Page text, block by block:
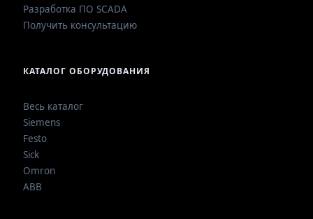
Разработка ПО SCADA
Получить консультацию
КАТАЛОГ ОБОРУДОВАНИЯ
Весь каталог
Siemens
Festo
Sick
Omron
ABB